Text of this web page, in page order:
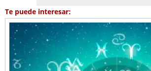
Te puede interesar: